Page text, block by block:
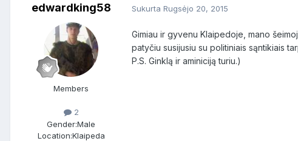
edwardking58
Members
2
Gender:Male
Location:Klaipeda
Sukurta Rugsėjo 20, 2015
Gimiau ir gyvenu Klaipedoje, mano
patyčiu susijusiu su politiniais sąntikiais
P.S. Ginklą ir aminiciją turiu.)